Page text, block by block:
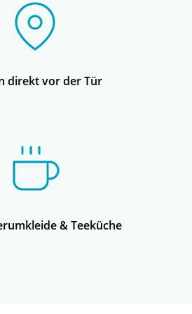
direkt vor der Tür
& Teeküche